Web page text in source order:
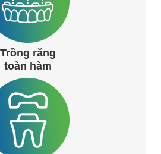
Trồng răng
toàn hàm